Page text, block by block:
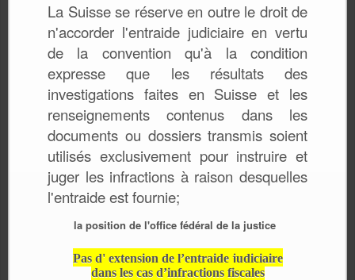
La Suisse se réserve en outre le droit de
n'accorder l'entraide judiciaire en vertu
de la convention qu'à la condition
expresse que les résultats des
investigations faites en Suisse et les
renseignements contenus dans les
documents ou dossiers transmis soient
utilisés exclusivement pour instruire et
juger les infractions à raison desquelles
l'entraide est fournie;
la position de l'office fédéral de la justice
Pas d' extension de l’entraide judiciaire
dans les cas d’infractions fiscales